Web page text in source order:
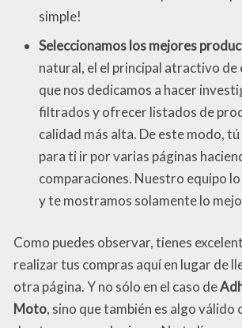
simple!
Seleccionamos los mejores
natural, el el principal atractivo de
que nos dedicamos a hacer
filtrados y ofrecer listados de
calidad más alta. De este modo,
para ti ir por varias páginas
comparaciones. Nuestro equipo
y te mostramos solamente lo
Como puedes observar, tienes
realizar tus compras aquí en lugar de
otra página. Y no sólo en el caso de
Moto, sino que también es algo válido